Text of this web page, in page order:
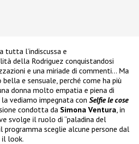
tutta l’indiscussa e
della Rodriguez conquistandosi
e una miriade di commenti… Ma
e sensuale, perché come ha più
donna molto empatia e piena di
vediamo impegnata con Selfie le cose
condotta da Simona Ventura , in
svolge il ruolo di “paladina del
programma sceglie alcune persone dal
il look.